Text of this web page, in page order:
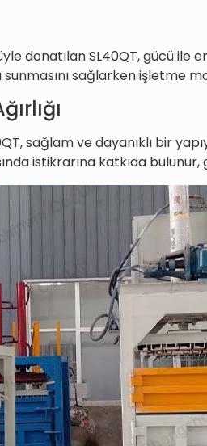
donatılan SL40QT, gücü ile
sunmasını sağlarken işletme
sağlam ve dayanıklı bir
istikrarına katkıda